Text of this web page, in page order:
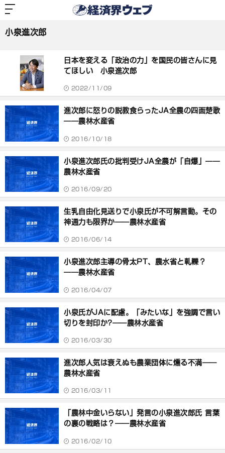
小泉進次郎
日本を変える「政治の力」を国民の皆さんに見
てほしい 小泉進次郎
2022/11/09
進次郎に怒りの説教食らったJA全農の四面楚歌
――農林水産省
2016/10/18
小泉進次郎氏の批判受けJA全農が「自爆」――
農林水産省
2016/09/20
生乳自由化見送りで小泉氏が不可解言動。その
神通力も限界か――農林水産省
2016/06/14
小泉進次郎主導の骨太PT、農水省と軋轢？
――農林水産省
2016/04/07
小泉氏がJAに配慮。「みたいな」を強調で言い
切りを封印か?――農林水産省
2016/03/30
進次郎人気は衰えぬも農業団体に燻る不満――
農林水産省
2016/03/11
「農林中金いらない」発言の小泉進次郎氏 言葉
の裏の戦略は？――農林水産省
2016/02/10